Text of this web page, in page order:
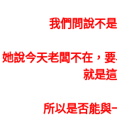
我們問說不
她說今天老闆不在，
就是
所以是否能與